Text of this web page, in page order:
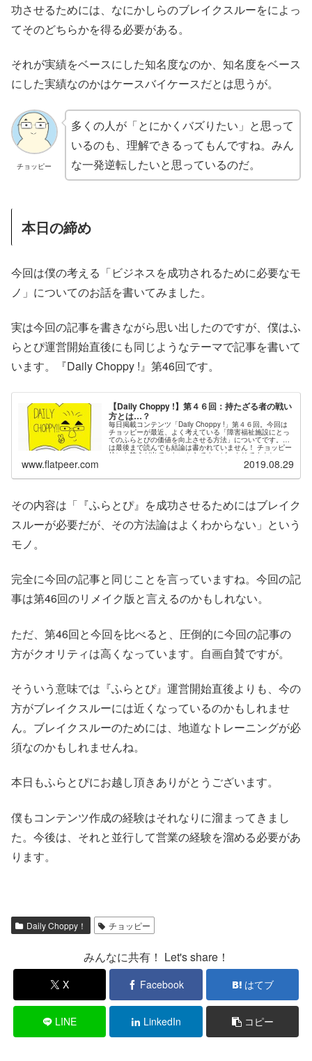
功させるためには、なにかしらのブレイクスルーをによっ
てそのどちらかを得る必要がある。
それが実績をベースにした知名度なのか、知名度をベース
にした実績なのかはケースバイケースだとは思うが。
チョッピー
多くの人が「とにかくバズりたい」と思って
いるのも、理解できるってもんですね。みん
な一発逆転したいと思っているのだ。
本日の締め
今回は僕の考える「ビジネスを成功されるために必要なモ
ノ」についてのお話を書いてみました。
実は今回の記事を書きながら思い出したのですが、僕はふ
らとぴ運営開始直後にも同じようなテーマで記事を書いて
います。『Daily Choppy !』第46回です。
【Daily Choppy !】第４６回：持たざる者の戦い
方とは…？
毎日掲載コンテンツ「Daily Choppy !」第４６回。今回は
チョッピーが最近、よく考えている「障害福祉施設にとっ
てのふらとぴの価値を向上させる方法」についてです。実
は最後まで読んでも結論は書かれていません！ チョッピー
的にも答えが出ていないからです。ビックリですよね。
www.flatpeer.com 2019.08.29
その内容は「『ふらとぴ』を成功させるためにはブレイク
スルーが必要だが、その方法論はよくわからない」という
モノ。
完全に今回の記事と同じことを言っていますね。今回の記
事は第46回のリメイク版と言えるのかもしれない。
ただ、第46回と今回を比べると、圧倒的に今回の記事の
方がクオリティは高くなっています。自画自賛ですが。
そういう意味では『ふらとぴ』運営開始直後よりも、今の
方がブレイクスルーには近くなっているのかもしれませ
ん。ブレイクスルーのためには、地道なトレーニングが必
須なのかもしれませんね。
本日もふらとぴにお越し頂きありがとうございます。
僕もコンテンツ作成の経験はそれなりに溜まってきまし
た。今後は、それと並行して営業の経験を溜める必要があ
ります。
Daily Choppy！ チョッピー
みんなに共有！ Let's share！
X Facebook はてブ
LINE LinkedIn コピー